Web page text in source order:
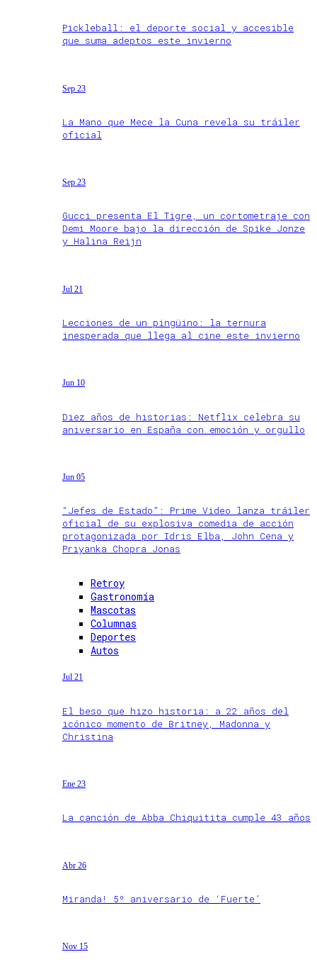
Pickleball: el deporte social y accesible
que suma adeptos este invierno
Sep 23
La Mano que Mece la Cuna revela su tráiler
oficial
Sep 23
Gucci presenta El Tigre, un cortometraje con
Demi Moore bajo la dirección de Spike Jonze
y Halina Reijn
Jul 21
Lecciones de un pingüino: la ternura
inesperada que llega al cine este invierno
Jun 10
Diez años de historias: Netflix celebra su
aniversario en España con emoción y orgullo
Jun 05
“Jefes de Estado”: Prime Video lanza tráiler
oficial de su explosiva comedia de acción
protagonizada por Idris Elba, John Cena y
Priyanka Chopra Jonas
Retroy
Gastronomía
Mascotas
Columnas
Deportes
Autos
Jul 21
El beso que hizo historia: a 22 años del
icónico momento de Britney, Madonna y
Christina
Ene 23
La canción de Abba Chiquitita cumple 43 años
Abr 26
Miranda! 5º aniversario de ‘Fuerte’
Nov 15